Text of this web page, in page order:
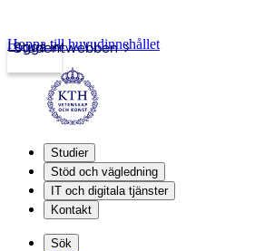
Studentwebben
Logga in
Hoppa till huvudinnehållet
Studier
Stöd och vägledning
IT och digitala tjänster
Kontakt
Sök